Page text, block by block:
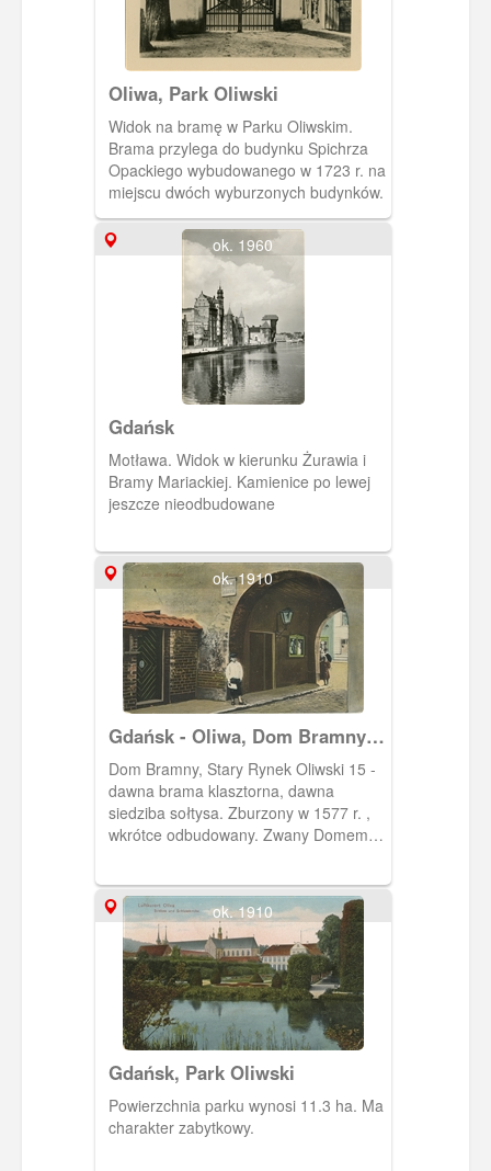
Oliwa, Park Oliwski
Widok na bramę w Parku Oliwskim.
Brama przylega do budynku Spichrza
Opackiego wybudowanego w 1723 r. na
miejscu dwóch wyburzonych budynków.
ok. 1960
Gdańsk
Motława. Widok w kierunku Żurawia i
Bramy Mariackiej. Kamienice po lewej
jeszcze nieodbudowane
ok. 1910
Gdańsk - Oliwa, Dom Bramny
(Dom Zarazy)
Dom Bramny, Stary Rynek Oliwski 15 -
dawna brama klasztorna, dawna
siedziba sołtysa. Zburzony w 1577 r. ,
wkrótce odbudowany. Zwany Domem
piętrze znajdowała się kaplica /św.
Bernarda. W XIX w. siedziba
administracji oraz areszt. W XX w.
rzeznaczony na cele mieszkalne. Po
wojnie siedziba administracji, ob.
pomieszczenia mieszkalne oraz
siedziba Stowarzyszenia "Stara Oliwa".
ok. 1910
Gdańsk, Park Oliwski
Powierzchnia parku wynosi 11.3 ha. Ma
charakter zabytkowy.